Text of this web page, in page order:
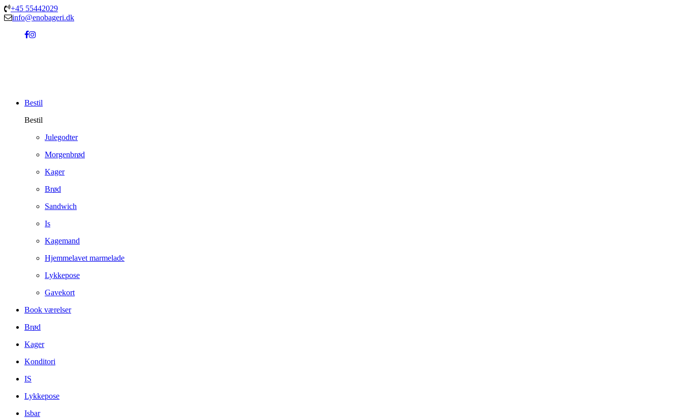
+45 55442029
info@enobageri.dk
Bestil
Bestil
Julegodter
Morgenbrød
Kager
Brød
Sandwich
Is
Kagemand
Hjemmelavet marmelade
Lykkepose
Gavekort
Book værelser
Brød
Kager
Konditori
IS
Lykkepose
Isbar